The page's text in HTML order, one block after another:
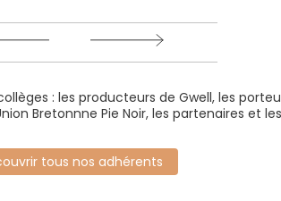
: les producteurs de Gwell, les
Bretonnne Pie Noir, les partenaires et
tous nos adhérents